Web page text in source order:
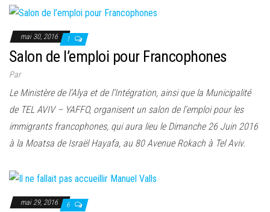
mai 30, 2016 1
Salon de l’emploi pour Francophones
Par
Le Ministère de l’Alya et de l’Intégration, ainsi que la Municipalité
de TEL AVIV – YAFFO, organisent un salon de l’emploi pour les
immigrants francophones, qui aura lieu le Dimanche 26 Juin 2016
à la Moatsa de Israël Hayafa, au 80 Avenue Rokach à Tel Aviv.
mai 29, 2016 6